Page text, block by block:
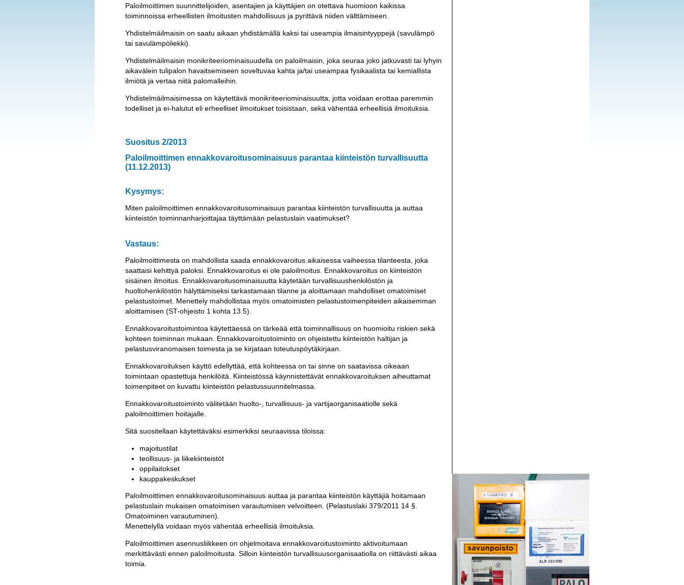
Paloilmoittimen suunnittelijoiden, asentajien ja käyttäjien on otettava huomioon kaikissa
toiminnoissa erheellisten ilmoitusten mahdollisuus ja pyrittävä niiden välttämiseen.
Yhdistelmäilmaisin on saatu aikaan yhdistämällä kaksi tai useampia ilmaisintyyppejä (savulämpö
tai savulämpöliekki).
Yhdistelmäilmaisin monikriteeriominaisuudella on paloilmaisin, joka seuraa joko jatkuvasti tai lyhyin
aikavälein tulipalon havaitsemiseen soveltuvaa kahta ja/tai useampaa fysikaalista tai kemiallista
ilmiötä ja vertaa niitä palomalleihin.
Yhdistelmäilmaisimessa on käytettävä monikriteeriominaisuutta, jotta voidaan erottaa paremmin
todelliset ja ei-halutut eli erheelliset ilmoitukset toisistaan, sekä vähentää erheellisiä ilmoituksia.
Suositus 2/2013
Paloilmoittimen ennakkovaroitusominaisuus parantaa kiinteistön turvallisuutta
(11.12.2013)
Kysymys:
Miten paloilmoittimen ennakkovaroitusominaisuus parantaa kiinteistön turvallisuutta ja auttaa
kiinteistön toiminnanharjoittajaa täyttämään pelastuslain vaatimukset?
Vastaus:
Paloilmoittimesta on mahdollista saada ennakkovaroitus aikaisessa vaiheessa tilanteesta, joka
saattaisi kehittyä paloksi. Ennakkovaroitus ei ole paloilmoitus. Ennakkovaroitus on kiinteistön
sisäinen ilmoitus. Ennakkovaroitusominaisuutta käytetään turvallisuushenkilöstön ja
huoltohenkilöstön hälyttämiseksi tarkastamaan tilanne ja aloittamaan mahdolliset omatoimiset
pelastustoimet. Menettely mahdollistaa myös omatoimisten pelastustoimenpiteiden aikaisemman
aloittamisen (ST-ohjeisto 1 kohta 13.5).
Ennakkovaroitustoimintoa käytettäessä on tärkeää että toiminnallisuus on huomioitu riskien sekä
kohteen toiminnan mukaan. Ennakkovaroitustoiminto on ohjeistettu kiinteistön haltijan ja
pelastusviranomaisen toimesta ja se kirjataan toteutuspöytäkirjaan.
Ennakkovaroituksen käyttö edellyttää, että kohteessa on tai sinne on saatavissa oikeaan
toimintaan opastettuja henkilöitä. Kiinteistössä käynnistettävät ennakkovaroituksen aiheuttamat
toimenpiteet on kuvattu kiinteistön pelastussuunnitelmassa.
Ennakkovaroitustoiminto välitetään huolto-, turvallisuus- ja vartijaorganisaatiolle sekä
paloilmoittimen hoitajalle.
Sitä suositellaan käytettäväksi esimerkiksi seuraavissa tiloissa:
majoitustilat
teollisuus- ja liikekiinteistöt
oppilaitokset
kauppakeskukset
Paloilmoittimen ennakkovaroitusominaisuus auttaa ja parantaa kiinteistön käyttäjiä hoitamaan
pelastuslain mukaisen omatoimisen varautumisen velvoitteen. (Pelastuslaki 379/2011 14 §.
Omatoiminen varautuminen).
Menettelyllä voidaan myös vähentää erheellisiä ilmoituksia.
Paloilmoittimen asennusliikkeen on ohjelmoitava ennakkovaroitustoiminto aktivoitumaan
merkittävästi ennen paloilmoitusta. Silloin kiinteistön turvallisuusorganisaatiolla on riittävästi aikaa
toimia.